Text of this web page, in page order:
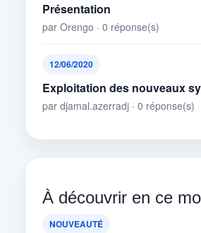
Présentation
par Orengo · 0 réponse(s)
12/06/2020
Exploitation des nouveaux
par djamal.azerradj · 0 réponse(s)
À découvrir en ce
NOUVEAUTÉ